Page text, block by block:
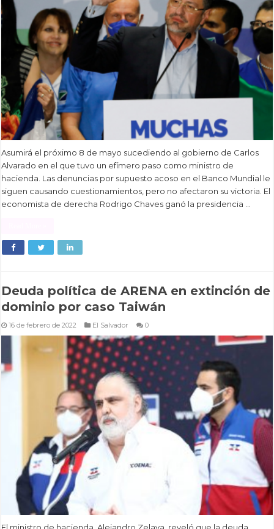
Asumirá el próximo 8 de mayo sucediendo al gobierno de Carlos
Alvarado en el que tuvo un efímero paso como ministro de
hacienda. Las denuncias por supuesto acoso en el Banco Mundial le
siguen causando cuestionamientos, pero no afectaron su victoria. El
economista de derecha Rodrigo Chaves ganó la presidencia …
Deuda política de ARENA en extinción de
dominio por caso Taiwán
16 de febrero de 2022 El Salvador 0